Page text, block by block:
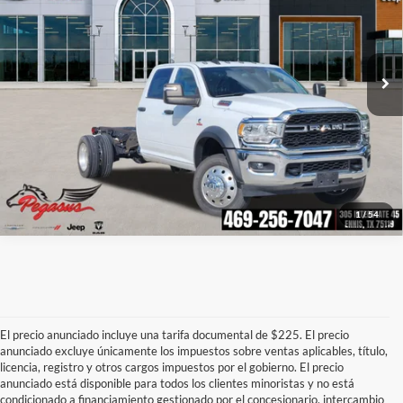
1/54
VIN: 3C7WRMFL4RG120078 Valores:R240450Modelo:DP5L94
In Stock Ext. Int.
More
Confirmar Si Está Disponible
Haz click para llamarnos
El precio anunciado incluye una tarifa documental de $225. El precio
anunciado excluye únicamente los impuestos sobre ventas aplicables, título,
licencia, registro y otros cargos impuestos por el gobierno. El precio
anunciado está disponible para todos los clientes minoristas y no está
condicionado a financiamiento gestionado por el concesionario, intercambio